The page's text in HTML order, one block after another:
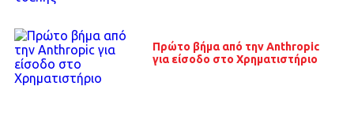
Πρώτο βήμα από την Anthropic
για είσοδο στο Χρηματιστήριο